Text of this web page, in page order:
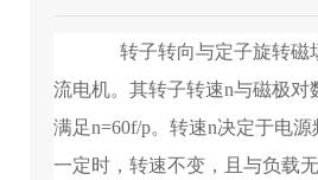
转子转向与定子旋转磁
流电机。其转子转速n与磁极对
满足n=60f/p。转速n决定于电
一定时，转速不变，且与负载